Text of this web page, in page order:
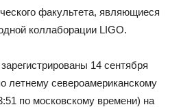
факультета, являющиеся
коллаборации LIGO.
14 сентября
летнему североамериканскому
по московскому времени) на